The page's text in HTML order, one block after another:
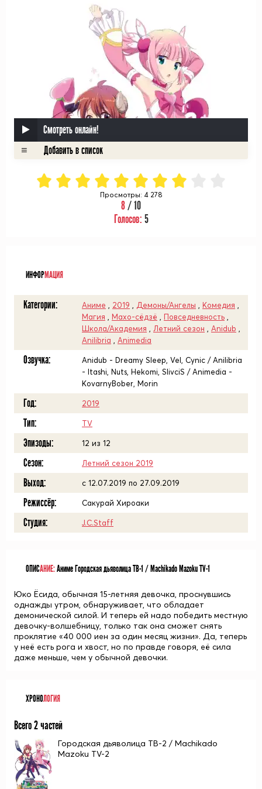
Смотреть онлайн!
Просмотры: 4 278
8/ 10
Голосов: 5
ИНФОРМАЦИЯ
Категории: Аниме 2019 Демоны/Ангелы Комедия
Магия
Махо-сёдзё Повседневность
Школа/Академия
Летний сезон Anidub
Anilibria
Animedia
Озвучка:
Anidub - Dreamy Sleep, Vel, Cynic / Anilibria
- Itashi, Nuts, Hekomi, SlivciS / Animedia -
KovarnyBober, Morin
Год: 2019
Тип: TV
Эпизоды: 12 из 12
Сезон: Летний сезон 2019
Выход: c 12.07.2019 по 27.09.2019
Режиссёр: Сакурай Хироаки
Студия: J.C.Staff
ОПИСАНИЕ:Аниме Городская дьяволица ТВ-1 / Machikado Mazoku TV-1
Юко Ёсида, обычная 15-летняя девочка, проснувшись
однажды утром, обнаруживает, что обладает
демонической силой. И теперь ей надо победить местную
девочку-волшебницу, только так она сможет снять
проклятие «40 000 иен за один месяц жизни». Да, теперь
у неё есть рога и хвост, но по правде говоря, её сила
даже меньше, чем у обычной девочки.
ХРОНОЛОГИЯ
Всего 2 частей
Городская дьяволица ТВ-2 / Machikado
Mazoku TV-2